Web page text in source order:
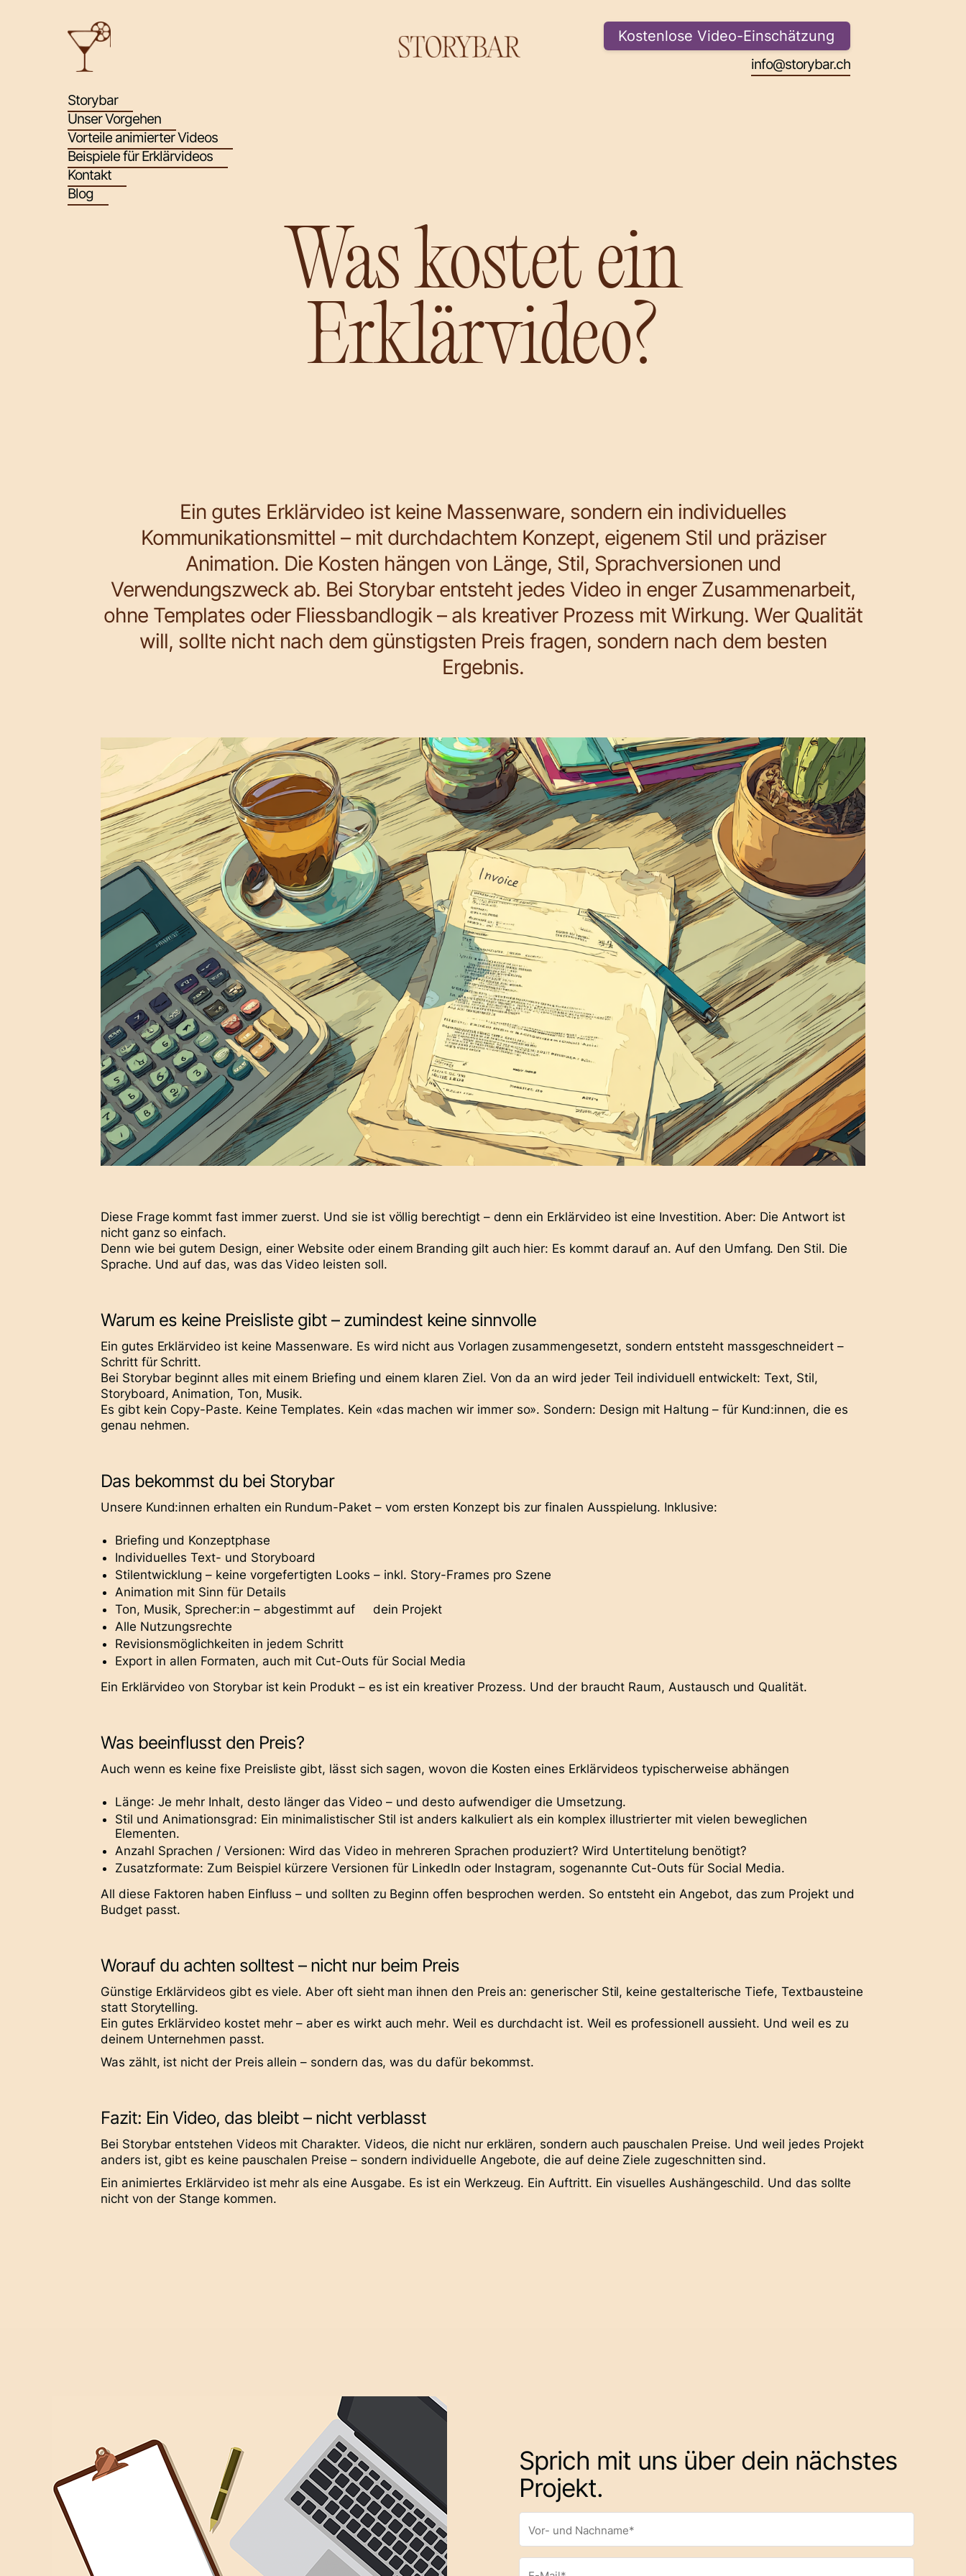
Storybar
→ Storybar
Unser Vorgehen
→ Unser Vorgehen
Vorteile animierter Videos
→ Vorteile animierter Videos
Beispiele für Erklärvideos
→ Beispiele für Erklärvideos
Kontakt
→ Kontakt
Blog
→ Blog
Kostenlose Video-Einschätzung
info@storybar.ch
info@storybar.ch
Was kostet ein
Erklärvideo?
Ein gutes Erklärvideo ist keine Massenware, sondern ein individuelles
Kommunikationsmittel – mit durchdachtem Konzept, eigenem Stil und präziser
Animation. Die Kosten hängen von Länge, Stil, Sprachversionen und
Verwendungszweck ab. Bei Storybar entsteht jedes Video in enger Zusammenarbeit,
ohne Templates oder Fliessbandlogik – als kreativer Prozess mit Wirkung. Wer Qualität
will, sollte nicht nach dem günstigsten Preis fragen, sondern nach dem besten
Ergebnis.
Diese Frage kommt fast immer zuerst. Und sie ist völlig berechtigt – denn ein Erklärvideo ist eine Investition. Aber: Die Antwort ist
nicht ganz so einfach.
Denn wie bei gutem Design, einer Website oder einem Branding gilt auch hier: Es kommt darauf an. Auf den Umfang. Den Stil. Die
Sprache. Und auf das, was das Video leisten soll.
Warum es keine Preisliste gibt – zumindest keine sinnvolle
Ein gutes Erklärvideo ist keine Massenware. Es wird nicht aus Vorlagen zusammengesetzt, sondern entsteht massgeschneidert–
Schritt für Schritt.
Bei Storybar beginnt alles mit einem Briefing und einem klaren Ziel. Von da an wird jeder Teil individuell entwickelt: Text, Stil,
Storyboard, Animation, Ton, Musik.
Es gibt kein Copy-Paste. Keine Templates. Kein «das machen wir immer so». Sondern: Design mit Haltung – für Kund:innen, die es
genau nehmen.
Das bekommst du bei Storybar
Unsere Kund:innen erhalten ein Rundum-Paket– vom ersten Konzept bis zur finalen Ausspielung. Inklusive:
Briefing und Konzeptphase
Individuelles Text- und Storyboard
Stilentwicklung – keine vorgefertigten Looks – inkl. Story-Frames pro Szene
Animation mit Sinn für Details
Ton, Musik, Sprecher:in – abgestimmt auf dein Projekt
Alle Nutzungsrechte
Revisionsmöglichkeiten in jedem Schritt
Export in allen Formaten, auch mit Cut-Outs für Social Media
Ein Erklärvideo von Storybar ist kein Produkt – es ist ein kreativer Prozess. Und der braucht Raum, Austausch und Qualität.
Was beeinflusst den Preis?
Auch wenn es keine fixe Preisliste gibt, lässt sich sagen,wovon die Kosten eines Erklärvideos typischerweise abhängen
Länge: Je mehr Inhalt, desto länger das Video – und desto aufwendiger die Umsetzung.
Stil und Animationsgrad: Ein minimalistischer Stil ist anders kalkuliert als ein komplex illustrierter mit vielen beweglichen
Elementen.
Anzahl Sprachen / Versionen: Wird das Video in mehreren Sprachen produziert? Wird Untertitelung benötigt?
Zusatzformate: Zum Beispiel kürzere Versionen für LinkedIn oder Instagram, sogenannte Cut-Outs für Social Media.
All diese Faktoren haben Einfluss – und sollten zu Beginn offen besprochen werden. So entsteht ein Angebot, das zum Projekt und
Budget passt.
Worauf du achten solltest – nicht nur beim Preis
Günstige Erklärvideos gibt es viele. Aber oft sieht man ihnen den Preis an: generischer Stil, keine gestalterische Tiefe, Textbausteine
statt Storytelling.
Ein gutes Erklärvideo kostet mehr – aber es wirkt auch mehr. Weil es durchdacht ist. Weil es professionell aussieht. Und weil es zu
deinem Unternehmen passt.
Was zählt, ist nicht der Preis allein – sondern das, was du dafür bekommst.
Fazit: Ein Video, das bleibt – nicht verblasst
Bei Storybar entstehen Videos mit Charakter. Videos, die nicht nur erklären, sondern auch pauschalen Preise. Und weil jedes Projekt
anders ist, gibt es keine pauschalen Preise – sondern individuelle Angebote, die auf deine Ziele zugeschnitten sind.
Ein animiertes Erklärvideoist mehr als eine Ausgabe. Es ist ein Werkzeug. Ein Auftritt. Ein visuelles Aushängeschild. Und das sollte
nicht von der Stange kommen.
Sprich mit uns über dein nächstes
Projekt.